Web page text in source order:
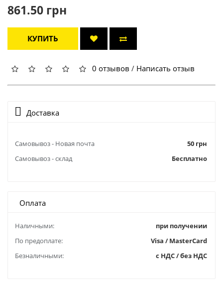
861.50 грн
КУПИТЬ
0 отзывов / Написать отзыв
Доставка
Самовывоз - Новая почта
50 грн
Самовывоз - склад
Бесплатно
Оплата
Наличными:
при получении
По предоплате:
Visa / MasterCard
Безналичными:
с НДС / без НДС